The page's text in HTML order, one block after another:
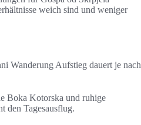
weich sind und weniger
Wanderung Aufstieg dauert je nach
Boka Kotorska und ruhige
den Tagesausflug.